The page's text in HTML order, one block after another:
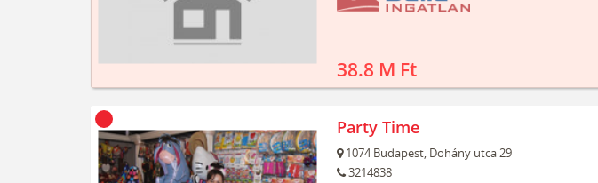
38.8 M Ft
Party Time
1074 Budapest, Dohány utca 29
3214838